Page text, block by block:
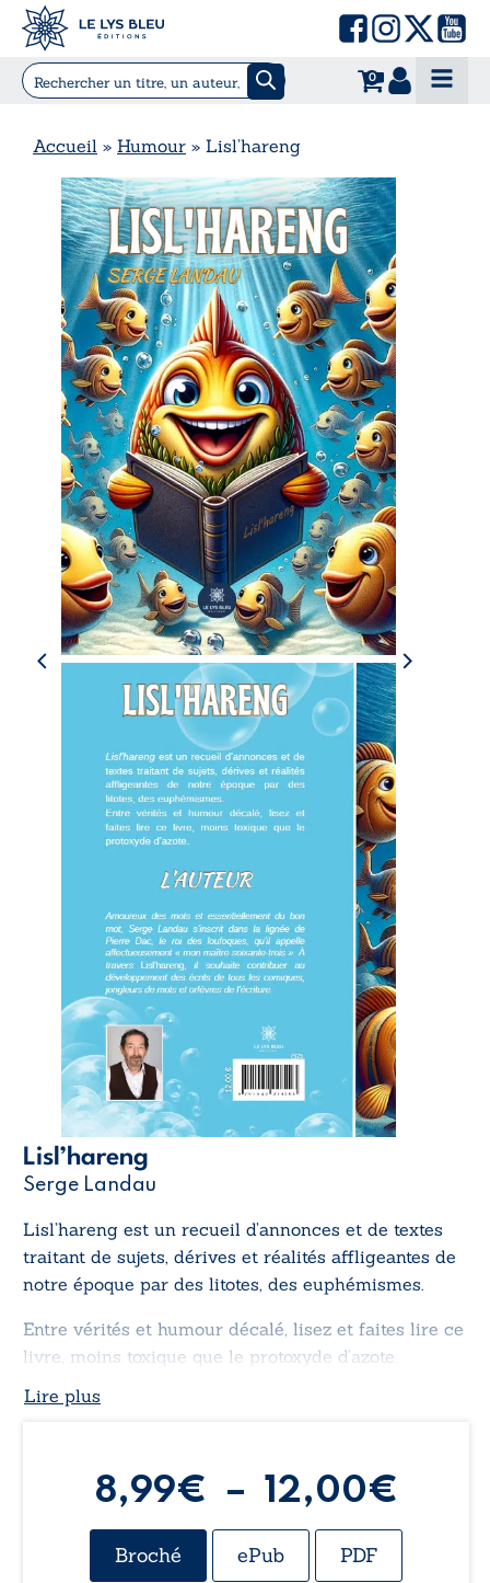
0
Accueil » Humour » Lisl’hareng
Lisl’hareng
Serge Landau
Lisl’hareng est un recueil d’annonces et de textes
traitant de sujets, dérives et réalités affligeantes de
notre époque par des litotes, des euphémismes.
Entre vérités et humour décalé, lisez et faites lire ce
livre, moins toxique que le protoxyde d’azote.
Lire plus
8,99€ – 12,00€
de
Broché ePub PDF